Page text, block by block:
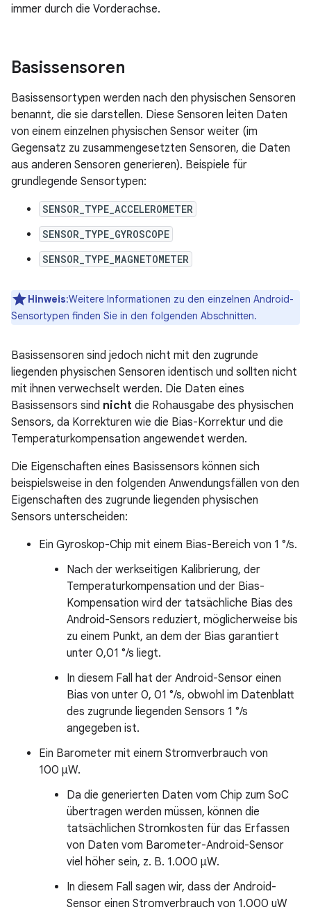
immer durch die Vorderachse.
Basissensoren
Basissensortypen werden nach den physischen Sensoren
benannt, die sie darstellen. Diese Sensoren leiten Daten
von einem einzelnen physischen Sensor weiter (im
Gegensatz zu zusammengesetzten Sensoren, die Daten
aus anderen Sensoren generieren). Beispiele für
grundlegende Sensortypen:
SENSOR_TYPE_ACCELEROMETER
SENSOR_TYPE_GYROSCOPE
SENSOR_TYPE_MAGNETOMETER
Hinweis:Weitere Informationen zu den einzelnen Android-
Sensortypen finden Sie in den folgenden Abschnitten.
Basissensoren sind jedoch nicht mit den zugrunde
liegenden physischen Sensoren identisch und sollten nicht
mit ihnen verwechselt werden. Die Daten eines
Basissensors sind nicht die Rohausgabe des physischen
Sensors, da Korrekturen wie die Bias-Korrektur und die
Temperaturkompensation angewendet werden.
Die Eigenschaften eines Basissensors können sich
beispielsweise in den folgenden Anwendungsfällen von den
Eigenschaften des zugrunde liegenden physischen
Sensors unterscheiden:
Ein Gyroskop-Chip mit einem Bias-Bereich von 1 °/s.
Nach der werkseitigen Kalibrierung, der
Temperaturkompensation und der Bias-
Kompensation wird der tatsächliche Bias des
Android-Sensors reduziert, möglicherweise bis
zu einem Punkt, an dem der Bias garantiert
unter 0,01 °/s liegt.
In diesem Fall hat der Android-Sensor einen
Bias von unter 0, 01 °/s, obwohl im Datenblatt
des zugrunde liegenden Sensors 1 °/s
angegeben ist.
Ein Barometer mit einem Stromverbrauch von
100 µW.
Da die generierten Daten vom Chip zum SoC
übertragen werden müssen, können die
tatsächlichen Stromkosten für das Erfassen
von Daten vom Barometer-Android-Sensor
viel höher sein, z. B. 1.000 µW.
In diesem Fall sagen wir, dass der Android-
Sensor einen Stromverbrauch von 1.000 uW